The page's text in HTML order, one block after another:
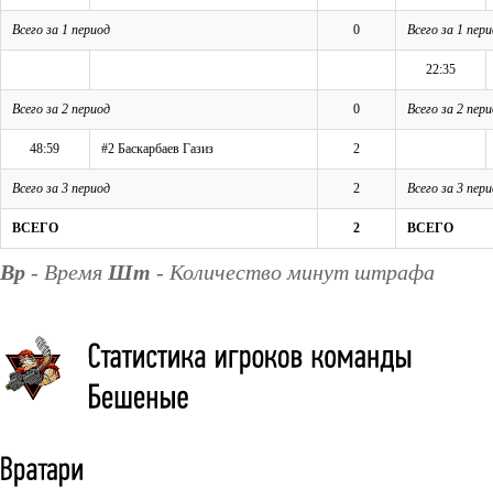
Всего за 1 период 0 Всего за 1
22:35
Всего за 2 период 0 Всего за 2
48:59 #2 Баскарбаев Газиз 2
Всего за 3 период 2 Всего за 3
ВСЕГО 2 ВСЕГО
Вр - Время Шт - Количество минут штрафа